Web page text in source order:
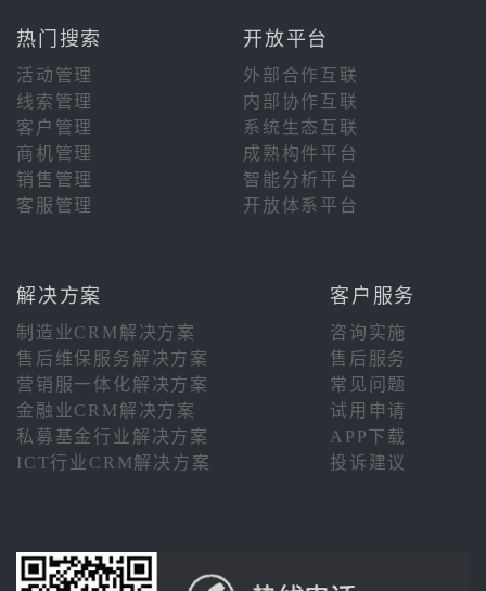
热门搜索 开放平台
活动管理
外部合作互联
线索管理
内部协作互联
客户管理
系统生态互联
商机管理
成熟构件平台
销售管理
智能分析平台
客服管理
开放体系平台
解决方案 客户服务
制造业CRM解决方案
咨询实施
售后维保服务解决方案
售后服务
营销服一体化解决方案
常见问题
金融业CRM解决方案
试用申请
私募基金行业解决方案
APP下载
ICT行业CRM解决方案
投诉建议